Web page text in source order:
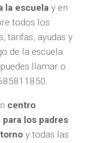
la escuelay en
todos los
tarifas, ayudas y
de la escuela.
llamar o
centro
los padres
y todas las